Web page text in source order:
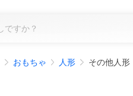
おもちゃ 人形 その他人形